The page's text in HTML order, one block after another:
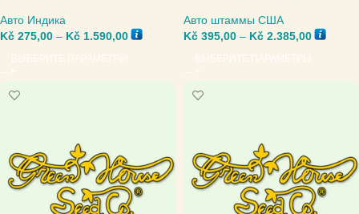
Авто Индика
Kč 275,00 – Kč 1.590,00
Авто штаммы США
Kč 395,00 – Kč 2.385,00